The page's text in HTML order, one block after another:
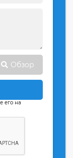
Обзор
его на